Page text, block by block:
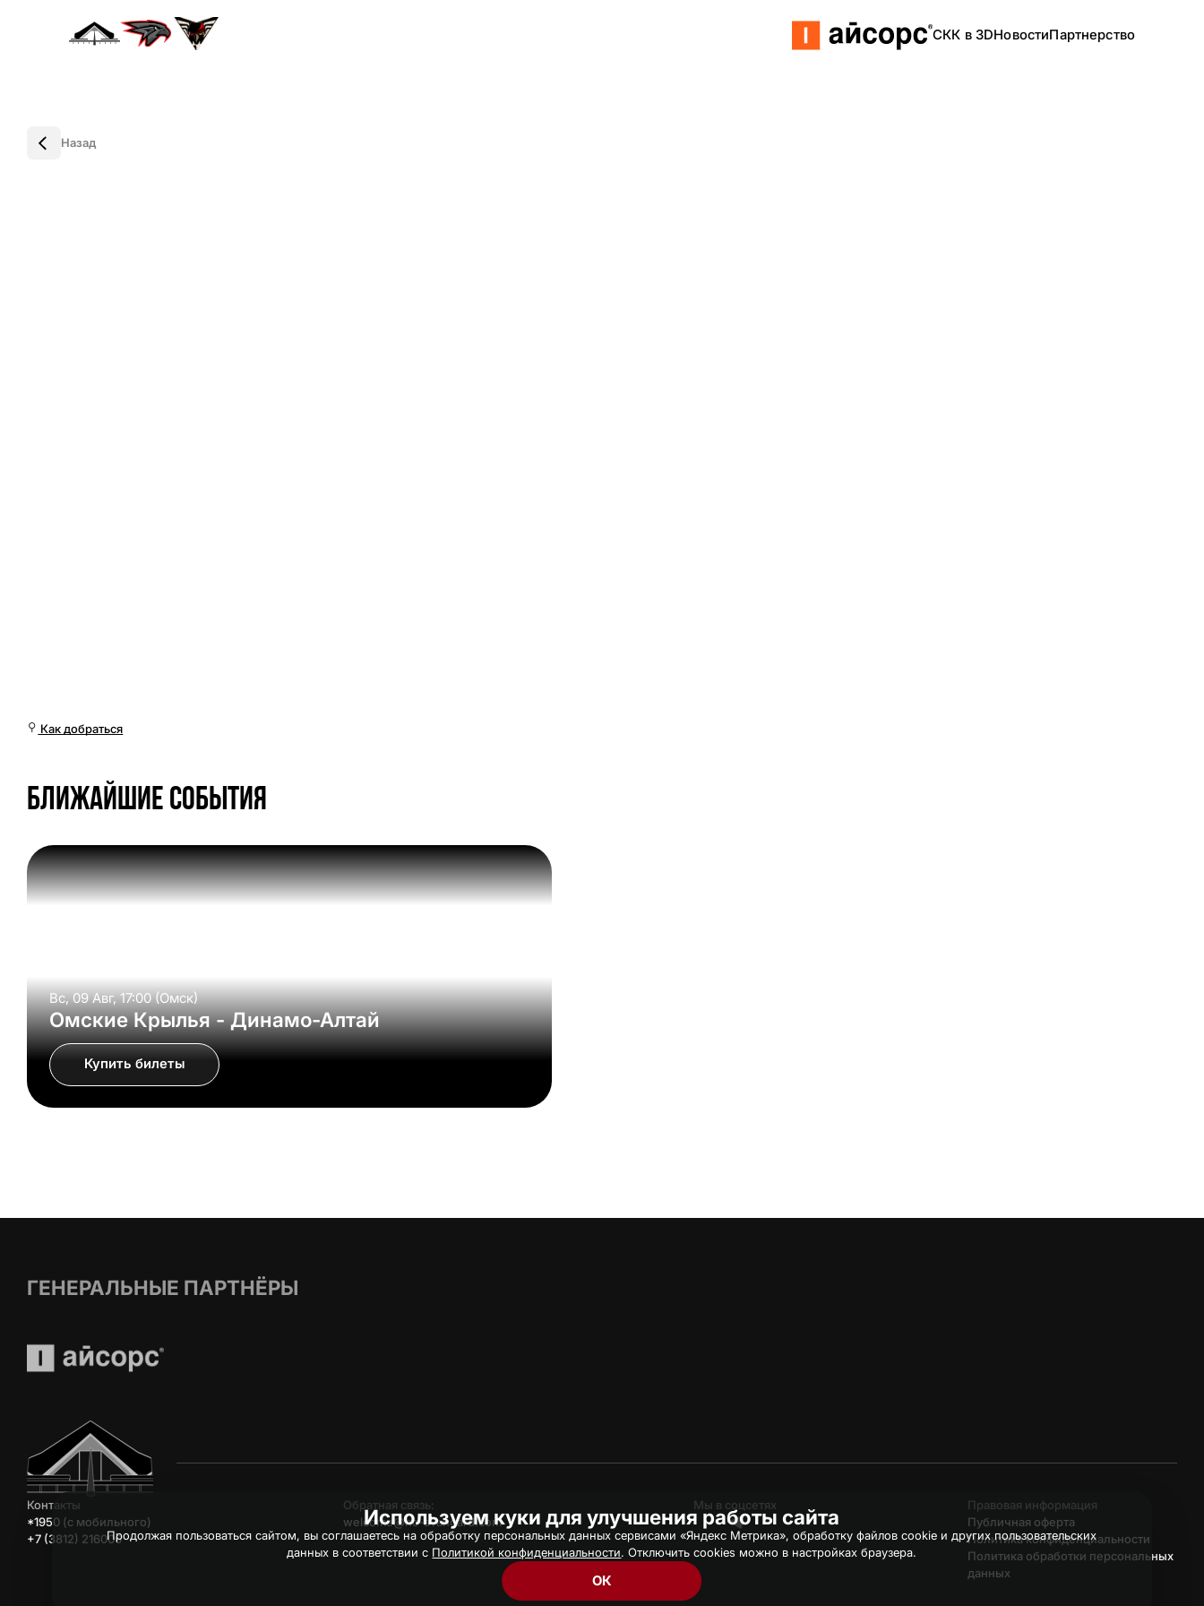
СКК в 3DНовостиПартнерство
Назад
Как добраться
Ближайшие события
Вс, 09 Авг, 17:00 (Омск)
Омские Крылья - Динамо-Алтай
Купить билеты
ГЕНЕРАЛЬНЫЕ ПАРТНЁРЫ
Контакты
*1950 (c мобильного)
+7 (3812) 216006
Обратная связь:
welcome@hc-avangard.com
Мы в соцсетях
Правовая информация
Публичная оферта
Политика конфиденциальности
Политика обработки персональных
данных
Используем куки для улучшения работы сайта
Продолжая пользоваться сайтом, вы соглашаетесь на обработку персональных данных сервисами «Яндекс Метрика», обработку файлов cookie и других пользовательских
данных в соответствии с Политикой конфиденциальности. Отключить cookies можно в настройках браузера.
ОК